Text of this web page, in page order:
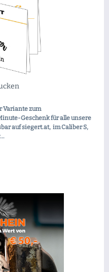
Variante zum
Geschenk für alle unsere
auf siegert.at, im Caliber S,